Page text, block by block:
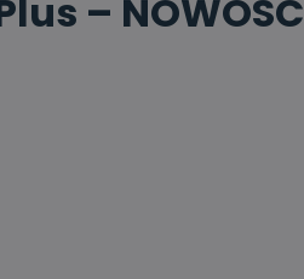
– NOWOŚĆ